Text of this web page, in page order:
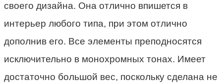
своего дизайна. Она отлично впишется в
интерьер любого типа, при этом отлично
дополнив его. Все элементы преподносятся
исключительно в монохромных тонах. Имеет
достаточно большой вес, поскольку сделана не